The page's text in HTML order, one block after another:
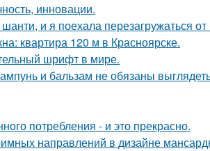
инновации.
и я поехала перезагружаться от
квартира 120 м в Красноярске.
шрифт в мире.
и бальзам не обязаны
потребления - и это прекрасно.
направлений в дизайне